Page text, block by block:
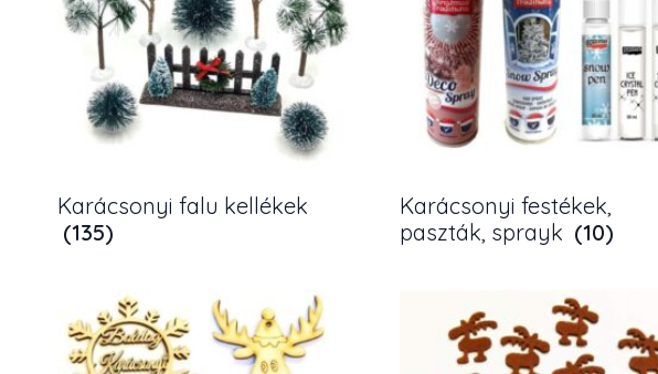
Karácsonyi falu kellékek
(135)
Karácsonyi festékek,
paszták, sprayk (10)